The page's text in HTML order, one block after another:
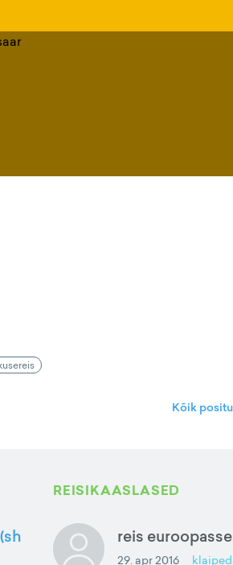
Kõik
REISIKAASLASED
reis euroopasse
29. apr 2016